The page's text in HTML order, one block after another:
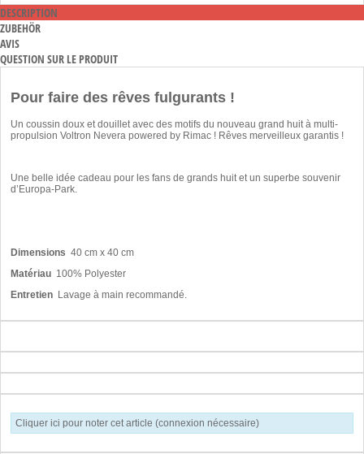
DESCRIPTION
ZUBEHÖR
AVIS
QUESTION SUR LE PRODUIT
Pour faire des rêves fulgurants !
Un coussin doux et douillet avec des motifs du nouveau grand huit à multi-
propulsion Voltron Nevera powered by Rimac ! Rêves merveilleux garantis !
Une belle idée cadeau pour les fans de grands huit et un superbe souvenir
d’Europa-Park.
Dimensions 40 cm x 40 cm
Matériau 100% Polyester
Entretien Lavage à main recommandé.
Cliquer ici pour noter cet article (connexion nécessaire)